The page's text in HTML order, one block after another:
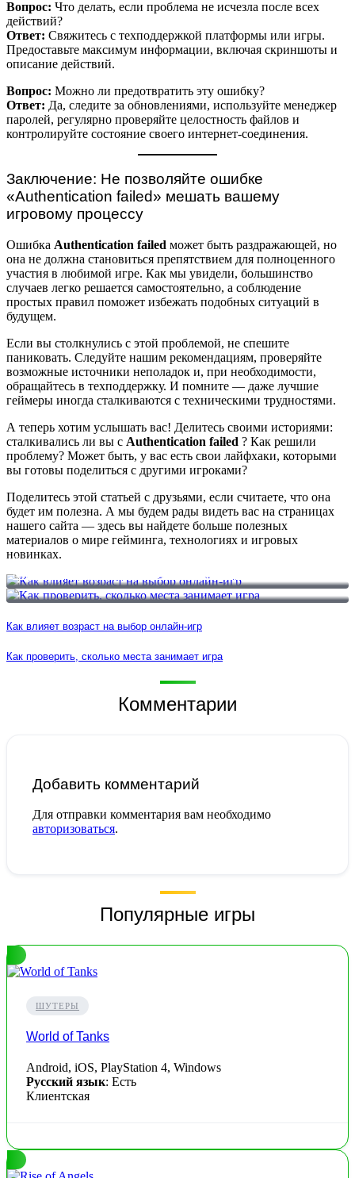
Вопрос: Что делать, если проблема не исчезла после всех
действий?
Ответ: Свяжитесь с техподдержкой платформы или игры.
Предоставьте максимум информации, включая скриншоты и
описание действий.
Вопрос: Можно ли предотвратить эту ошибку?
Ответ: Да, следите за обновлениями, используйте менеджер
паролей, регулярно проверяйте целостность файлов и
контролируйте состояние своего интернет-соединения.
Заключение: Не позволяйте ошибке
«Authentication failed» мешать вашему
игровому процессу
Ошибка Authentication failed может быть раздражающей, но
она не должна становиться препятствием для полноценного
участия в любимой игре. Как мы увидели, большинство
случаев легко решается самостоятельно, а соблюдение
простых правил поможет избежать подобных ситуаций в
будущем.
Если вы столкнулись с этой проблемой, не спешите
паниковать. Следуйте нашим рекомендациям, проверяйте
возможные источники неполадок и, при необходимости,
обращайтесь в техподдержку. И помните — даже лучшие
геймеры иногда сталкиваются с техническими трудностями.
А теперь хотим услышать вас! Делитесь своими историями:
сталкивались ли вы с Authentication failed ? Как решили
проблему? Может быть, у вас есть свои лайфхаки, которыми
вы готовы поделиться с другими игроками?
Поделитесь этой статьей с друзьями, если считаете, что она
будет им полезна. А мы будем рады видеть вас на страницах
нашего сайта — здесь вы найдете больше полезных
материалов о мире гейминга, технологиях и игровых
новинках.
Как влияет возраст на выбор онлайн-игр
Как проверить, сколько места занимает игра
Как влияет возраст на выбор онлайн-игр
Как проверить, сколько места занимает игра
Комментарии
Добавить комментарий
Для отправки комментария вам необходимо
авторизоваться.
Популярные игры
ШУТЕРЫ
World of Tanks
Android, iOS, PlayStation 4, Windows
Русский язык: Есть
Клиентская